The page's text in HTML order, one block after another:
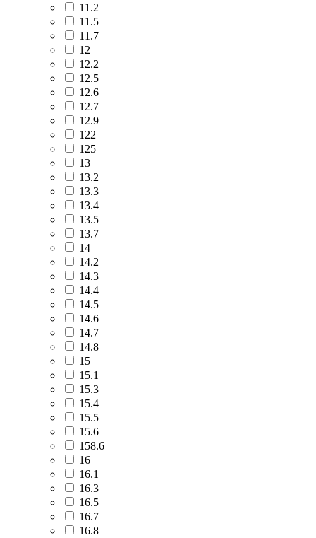
11.2
11.5
11.7
12
12.2
12.5
12.6
12.7
12.9
122
125
13
13.2
13.3
13.4
13.5
13.7
14
14.2
14.3
14.4
14.5
14.6
14.7
14.8
15
15.1
15.3
15.4
15.5
15.6
158.6
16
16.1
16.3
16.5
16.7
16.8